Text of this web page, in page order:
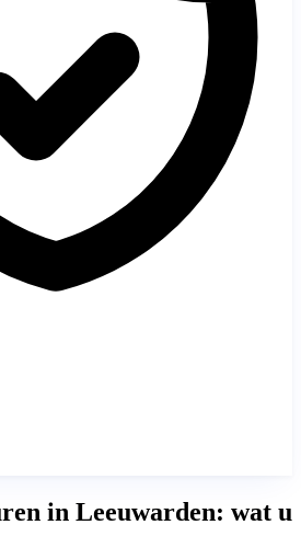
in Leeuwarden: wat u